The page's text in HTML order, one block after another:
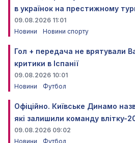
в українок на престижному
09.08.2026 11:01
Новини
Новини спорту
Гол + передача не врятували
критики в Іспанії
09.08.2026 10:01
Новини
Футбол
Офіційно. Київське Динамо
які залишили команду влітку-
09.08.2026 09:02
Новини
Футбол